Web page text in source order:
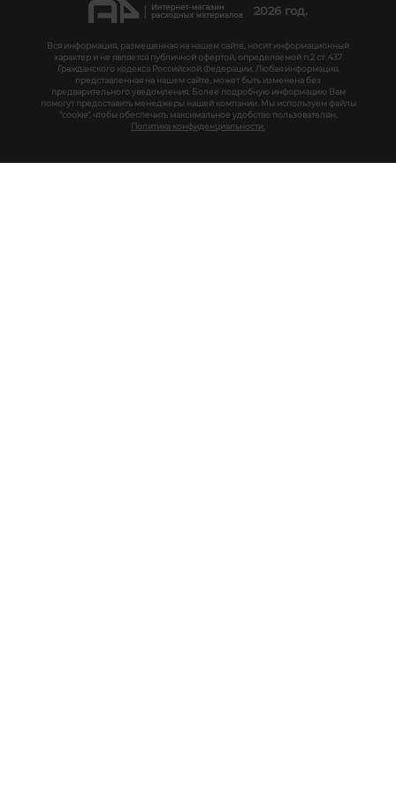
2026 год.
Вся информация, размещенная на нашем сайте, носит информационный
характер и не является публичной офертой, определяемой п.2 ст. 437
Гражданского кодекса Российской Федерации. Любая информация,
представленная на нашем сайте, может быть изменена без
предварительного уведомления. Более подробную информацию Вам
помогут предоставить менеджеры нашей компании. Мы используем файлы
"cookie", чтобы обеспечить максимальное удобство пользователям.
Политика конфиденциальности.